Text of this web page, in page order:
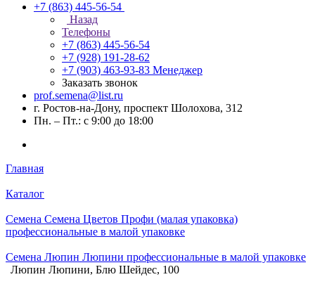
+7 (863) 445-56-54
Назад
Телефоны
+7 (863) 445-56-54
+7 (928) 191-28-62
+7 (903) 463-93-83 Менеджер
Заказать звонок
prof.semena@list.ru
г. Ростов-на-Дону, проспект Шолохова, 312
Пн. – Пт.: с 9:00 до 18:00
Главная
Каталог
Семена Семена Цветов Профи (малая упаковка)
профессиональные в малой упаковке
Семена Люпин Люпини профессиональные в малой упаковке
Люпин Люпини, Блю Шейдес, 100